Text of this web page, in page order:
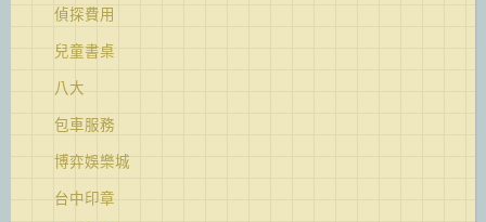
偵探費用
兒童書桌
八大
包車服務
博弈娛樂城
台中印章